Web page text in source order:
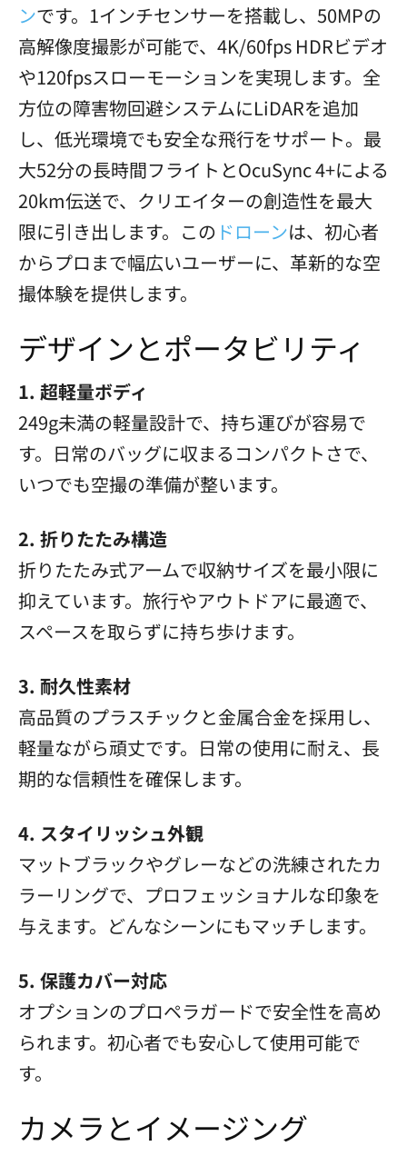
ンです。1インチセンサーを搭載し、50MPの
高解像度撮影が可能で、4K/60fps HDRビデオ
や120fpsスローモーションを実現します。全
方位の障害物回避システムにLiDARを追加
し、低光環境でも安全な飛行をサポート。最
大52分の長時間フライトとOcuSync 4+による
20km伝送で、クリエイターの創造性を最大
限に引き出します。この ドローンは、初心者
からプロまで幅広いユーザーに、革新的な空
撮体験を提供します。
デザインとポータビリティ
1. 超軽量ボディ
249g未満の軽量設計で、持ち運びが容易で
す。日常のバッグに収まるコンパクトさで、
いつでも空撮の準備が整います。
2. 折りたたみ構造
折りたたみ式アームで収納サイズを最小限に
抑えています。旅行やアウトドアに最適で、
スペースを取らずに持ち歩けます。
3. 耐久性素材
高品質のプラスチックと金属合金を採用し、
軽量ながら頑丈です。日常の使用に耐え、長
期的な信頼性を確保します。
4. スタイリッシュ外観
マットブラックやグレーなどの洗練されたカ
ラーリングで、プロフェッショナルな印象を
与えます。どんなシーンにもマッチします。
5. 保護カバー対応
オプションのプロペラガードで安全性を高め
られます。初心者でも安心して使用可能で
す。
カメラとイメージング